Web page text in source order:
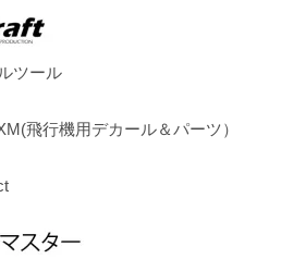
ツール
飛行機用デカール＆パーツ）